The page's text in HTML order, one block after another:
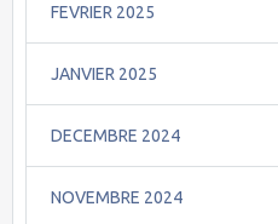
FEVRIER 2025
JANVIER 2025
DECEMBRE 2024
NOVEMBRE 2024